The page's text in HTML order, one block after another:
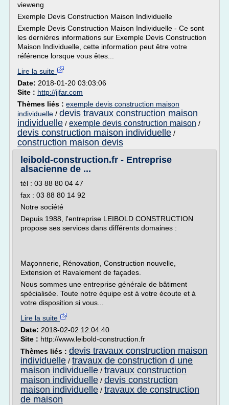
vieweng
Exemple Devis Construction Maison Individuelle
Exemple Devis Construction Maison Individuelle - Ce sont
les dernières informations sur Exemple Devis Construction
Maison Individuelle, cette information peut être votre
référence lorsque vous êtes...
Lire la suite
Date: 2018-01-20 03:03:06
Site : http://jjfar.com
Thèmes liés : exemple devis construction maison
individuelle / devis travaux construction maison
individuelle / exemple devis construction maison /
devis construction maison individuelle /
construction maison devis
leibold-construction.fr - Entreprise
alsacienne de ...
tél : 03 88 80 04 47
fax : 03 88 80 14 92
Notre société
Depuis 1988, l'entreprise LEIBOLD CONSTRUCTION
propose ses services dans différents domaines :
Maçonnerie, Rénovation, Construction nouvelle,
Extension et Ravalement de façades.
Nous sommes une entreprise générale de bâtiment
spécialisée. Toute notre équipe est à votre écoute et à
votre disposition si vous...
Lire la suite
Date: 2018-02-02 12:04:40
Site : http://www.leibold-construction.fr
Thèmes liés : devis travaux construction maison
individuelle / travaux de construction d une
maison individuelle / travaux construction
maison individuelle / devis construction
maison individuelle / travaux de construction
de maison